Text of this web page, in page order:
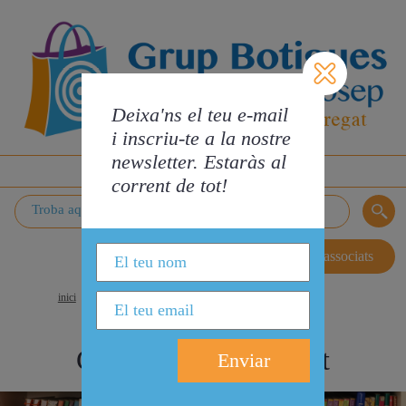
MENÚ
Zona associats
Deixa'ns el teu e-mail
i inscriu-te a la nostre
newsletter. Estaràs al
corrent de tot!
inici
Centre estudis Edukat